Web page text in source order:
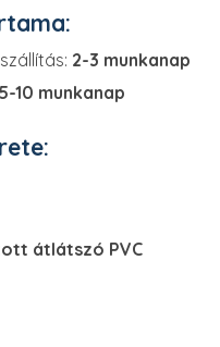
2-3 munkanap
5-10 munkanap
átlátszó PVC